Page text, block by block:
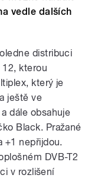
vedle dalších
distribuci
12, kterou
který je
ještě ve
dále obsahuje
Black. Pražané
+1 nepřijdou.
DVB-T2
v rozlišení